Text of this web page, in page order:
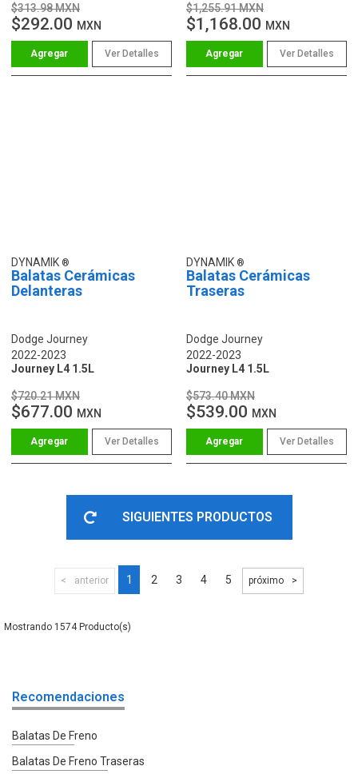
$313.98 MXN
$292.00 MXN
Ver Detalles
$1,255.91 MXN
$1,168.00 MXN
Ver Detalles
DYNAMIK
Balatas Cerámicas
Delanteras
Dodge Journey
2022-2023
Journey L4 1.5L
$720.21 MXN
$677.00 MXN
Ver Detalles
DYNAMIK
Balatas Cerámicas
Traseras
Dodge Journey
2022-2023
Journey L4 1.5L
$573.40 MXN
$539.00 MXN
Ver Detalles
SIGUIENTES PRODUCTOS
anterior 1 2 3 4 5 próximo
1574
Recomendaciones
Balatas De Freno
Balatas De Freno Traseras